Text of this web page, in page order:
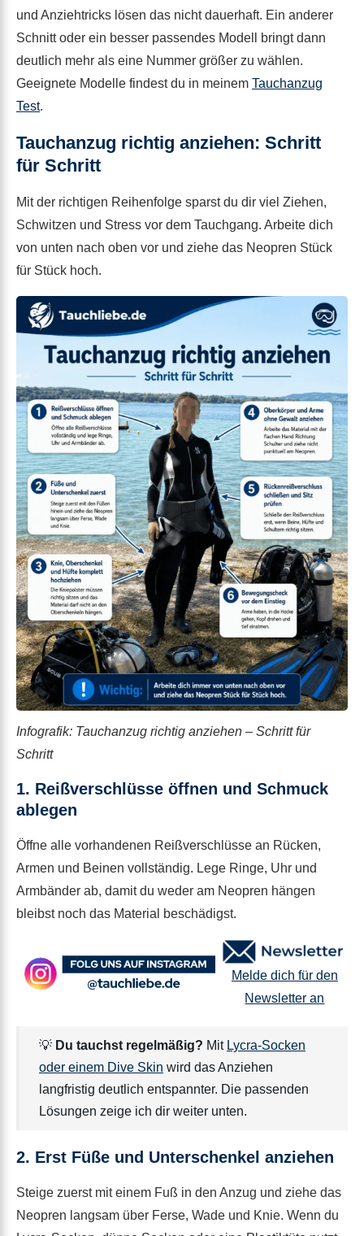
und Anziehtricks lösen das nicht dauerhaft. Ein anderer
Schnitt oder ein besser passendes Modell bringt dann
deutlich mehr als eine Nummer größer zu wählen.
Geeignete Modelle findest du in meinem Tauchanzug
Test.
Tauchanzug richtig anziehen: Schritt
für Schritt
Mit der richtigen Reihenfolge sparst du dir viel Ziehen,
Schwitzen und Stress vor dem Tauchgang. Arbeite dich
von unten nach oben vor und ziehe das Neopren Stück
für Stück hoch.
Infografik: Tauchanzug richtig anziehen – Schritt für
Schritt
1. Reißverschlüsse öffnen und Schmuck
ablegen
Öffne alle vorhandenen Reißverschlüsse an Rücken,
Armen und Beinen vollständig. Lege Ringe, Uhr und
Armbänder ab, damit du weder am Neopren hängen
bleibst noch das Material beschädigst.
Melde dich für den
Newsletter an
💡 Du tauchst regelmäßig? Mit Lycra-Socken
oder einem Dive Skin wird das Anziehen
langfristig deutlich entspannter. Die passenden
Lösungen zeige ich dir weiter unten.
2. Erst Füße und Unterschenkel anziehen
Steige zuerst mit einem Fuß in den Anzug und ziehe das
Neopren langsam über Ferse, Wade und Knie. Wenn du